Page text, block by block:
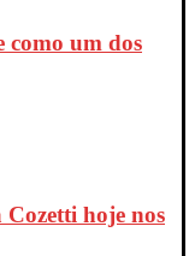
como um dos
hoje nos